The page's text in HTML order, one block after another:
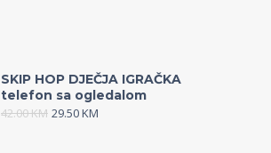
SKIP HOP DJEČJA IGRAČKA
telefon sa ogledalom
42.00KM 29.50KM